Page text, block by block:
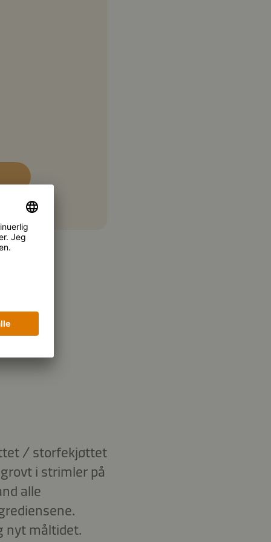
/ storfekjøttet
i strimler på
alle
nyt måltidet.